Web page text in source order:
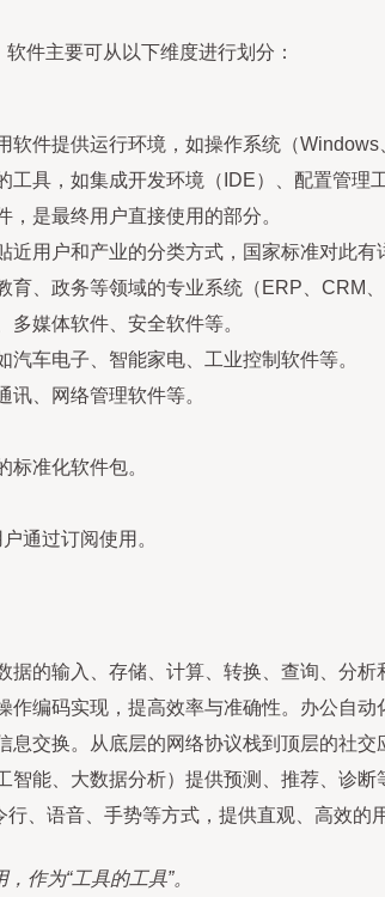
件主要可从以下维度进行划分：
软件提供运行环境，如操作系统（
工具，如集成开发环境（IDE）、配置管理
，是最终用户直接使用的部分。
近用户和产业的分类方式，国家标准对此有
育、政务等领域的专业系统（ERP、CRM、
多媒体软件、安全软件等。
汽车电子、智能家电、工业控制软件等。
讯、网络管理软件等。
标准化软件包。
通过订阅使用。
据的输入、存储、计算、转换、查询、分
作编码实现，提高效率与准确性。办公自
息交换。从底层的网络协议栈到顶层的社交
智能、大数据分析）提供预测、推荐、诊
、语音、手势等方式，提供直观、高效的
作为“工具的工具”。